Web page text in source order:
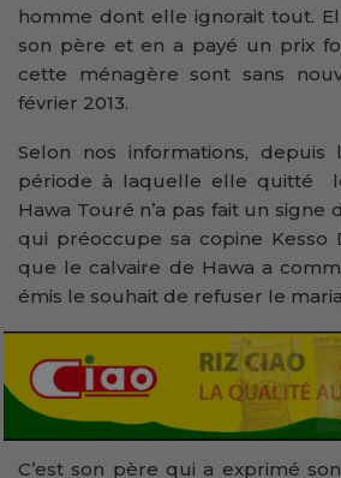
homme dont elle ignorait tout.
son père et en a payé un prix
cette ménagère sont sans
février 2013.
Selon nos informations, depuis
période à laquelle elle quitté
Hawa Touré n’a pas fait un signe
qui préoccupe sa copine Kesso
que le calvaire de Hawa a
émis le souhait de refuser le
C’est son père qui a exprimé